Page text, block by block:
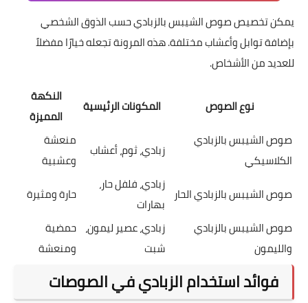
يمكن تخصيص صوص الشيبس بالزبادي حسب الذوق الشخصي
بإضافة توابل وأعشاب مختلفة. هذه المرونة تجعله خيارًا مفضلاً
للعديد من الأشخاص.
نوع الصوص المكونات الرئيسية
النكهة
المميزة
صوص الشيبس بالزبادي
الكلاسيكي
زبادي، ثوم، أعشاب
منعشة
وعشبية
صوص الشيبس بالزبادي الحار
زبادي، فلفل حار،
بهارات
حارة ومثيرة
صوص الشيبس بالزبادي
والليمون
زبادي، عصير ليمون،
شبت
حمضية
ومنعشة
فوائد استخدام الزبادي في الصوصات